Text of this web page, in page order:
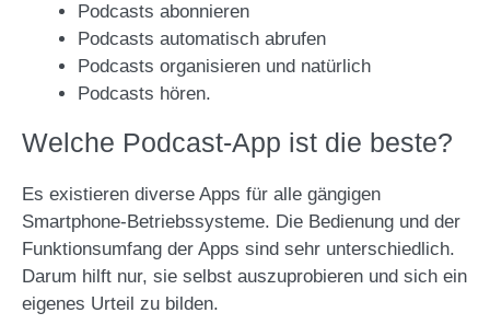
Podcasts abonnieren
Podcasts automatisch abrufen
Podcasts organisieren und natürlich
Podcasts hören.
Welche Podcast-App ist die beste?
Es existieren diverse Apps für alle gängigen
Smartphone-Betriebssysteme. Die Bedienung und der
Funktionsumfang der Apps sind sehr unterschiedlich.
Darum hilft nur, sie selbst auszuprobieren und sich ein
eigenes Urteil zu bilden.